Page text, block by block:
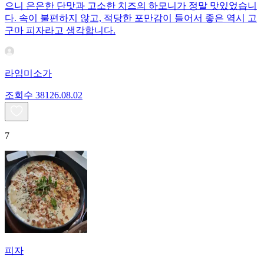
으니 은은한 단맛과 고소한 치즈의 하모니가 정말 맛있었습니
다. 속이 불편하지 않고, 적당한 포만감이 들어서 좋은 역시 고
구마 피자라고 생각합니다.
라임미소가
조회수 381 26.08.02
7
피자